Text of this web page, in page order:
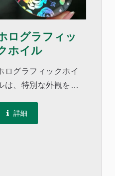
ログラフィッ
ホイル
ログラフィックホイ
は、特別な外観を表
くために優れたホログ
ムエンボス技術を必
詳細